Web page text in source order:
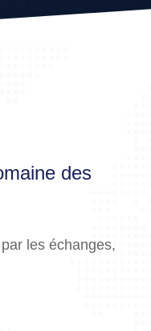
des
les échanges,